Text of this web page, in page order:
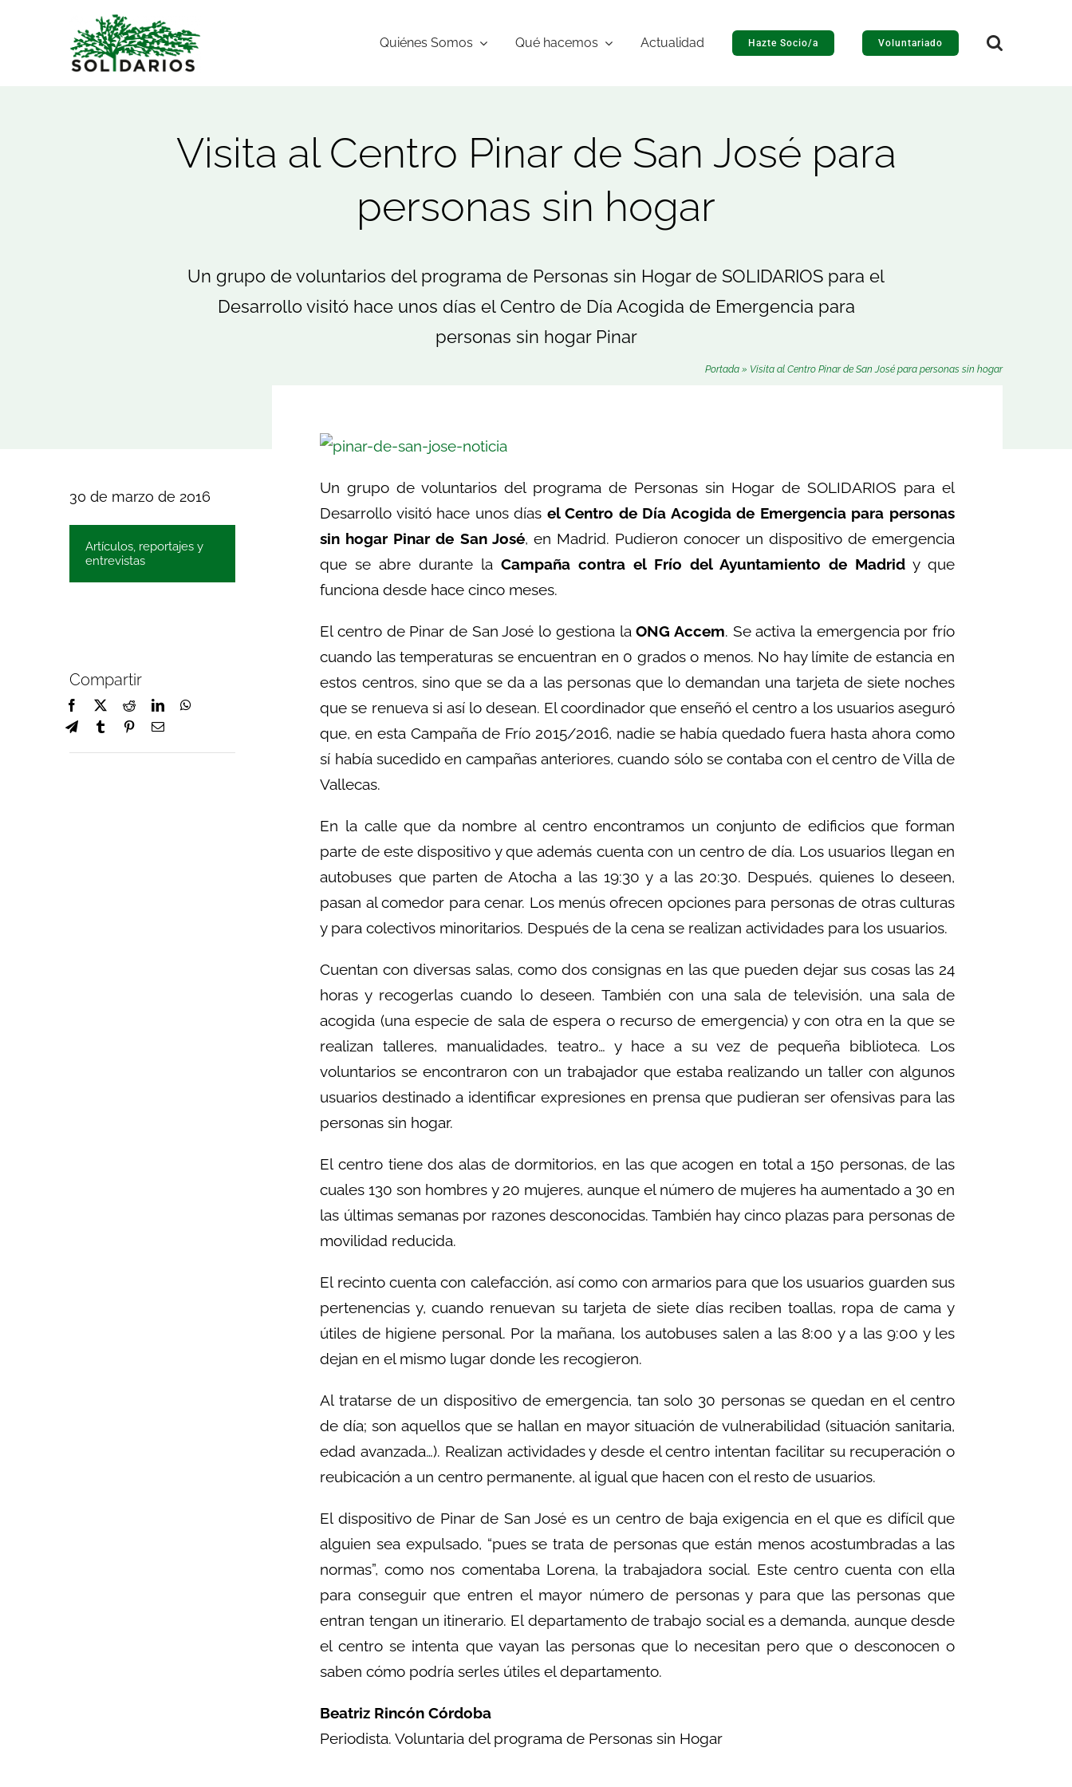
Quiénes Somos Qué hacemos Actualidad Hazte Socio/a Voluntariado
Visita al Centro Pinar de San José para
personas sin hogar
Un grupo de voluntarios del programa de Personas sin Hogar de SOLIDARIOS para el
Desarrollo visitó hace unos días el Centro de Día Acogida de Emergencia para
personas sin hogar Pinar
Portada » Visita al Centro Pinar de San José para personas sin hogar
30 de marzo de 2016
Artículos, reportajes y
entrevistas
Compartir
Un grupo de voluntarios del programa de Personas sin Hogar de SOLIDARIOS para el
Desarrollo visitó hace unos días el Centro de Día Acogida de Emergencia para personas
sin hogar Pinar de San José, en Madrid. Pudieron conocer un dispositivo de emergencia
que se abre durante laCampaña contra el Frío del Ayuntamiento de Madrid y que
funciona desde hace cinco meses.
El centro de Pinar de San José lo gestiona laONG Accem. Se activa la emergencia por frío
cuando las temperaturas se encuentran en 0 grados o menos. No hay límite de estancia en
estos centros, sino que se da a las personas que lo demandan una tarjeta de siete noches
que se renueva si así lo desean. El coordinador que enseñó el centro a los usuarios aseguró
que, en esta Campaña de Frío 2015/2016, nadie se había quedado fuera hasta ahora como
sí había sucedido en campañas anteriores, cuando sólo se contaba con el centro de Villa de
Vallecas.
En la calle que da nombre al centro encontramos un conjunto de edificios que forman
parte de este dispositivo y que además cuenta con un centro de día. Los usuarios llegan en
autobuses que parten de Atocha a las 19:30 y a las 20:30. Después, quienes lo deseen,
pasan al comedor para cenar. Los menús ofrecen opciones para personas de otras culturas
y para colectivos minoritarios. Después de la cena se realizan actividades para los usuarios.
Cuentan con diversas salas, como dos consignas en las que pueden dejar sus cosas las 24
horas y recogerlas cuando lo deseen. También con una sala de televisión, una sala de
acogida (una especie de sala de espera o recurso de emergencia) y con otra en la que se
realizan talleres, manualidades, teatro… y hace a su vez de pequeña biblioteca. Los
voluntarios se encontraron con un trabajador que estaba realizando un taller con algunos
usuarios destinado a identificar expresiones en prensa que pudieran ser ofensivas para las
personas sin hogar.
El centro tiene dos alas de dormitorios, en las que acogen en total a 150 personas, de las
cuales 130 son hombres y 20 mujeres, aunque el número de mujeres ha aumentado a 30 en
las últimas semanas por razones desconocidas. También hay cinco plazas para personas de
movilidad reducida.
El recinto cuenta con calefacción, así como con armarios para que los usuarios guarden sus
pertenencias y, cuando renuevan su tarjeta de siete días reciben toallas, ropa de cama y
útiles de higiene personal. Por la mañana, los autobuses salen a las 8:00 y a las 9:00 y les
dejan en el mismo lugar donde les recogieron.
Al tratarse de un dispositivo de emergencia, tan solo 30 personas se quedan en el centro
de día; son aquellos que se hallan en mayor situación de vulnerabilidad (situación sanitaria,
edad avanzada…). Realizan actividades y desde el centro intentan facilitar su recuperación o
reubicación a un centro permanente, al igual que hacen con el resto de usuarios.
El dispositivo de Pinar de San José es un centro de baja exigencia en el que es difícil que
alguien sea expulsado, “pues se trata de personas que están menos acostumbradas a las
normas”, como nos comentaba Lorena, la trabajadora social. Este centro cuenta con ella
para conseguir que entren el mayor número de personas y para que las personas que
entran tengan un itinerario. El departamento de trabajo social es a demanda, aunque desde
el centro se intenta que vayan las personas que lo necesitan pero que o desconocen o
saben cómo podría serles útiles el departamento.
Beatriz Rincón Córdoba
Periodista. Voluntaria del programa de Personas sin Hogar